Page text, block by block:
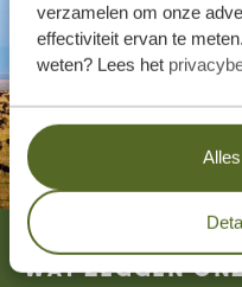
verzamelen om onze
effectiviteit ervan te
weten? Lees het
Footer
WAT ZEGGEN